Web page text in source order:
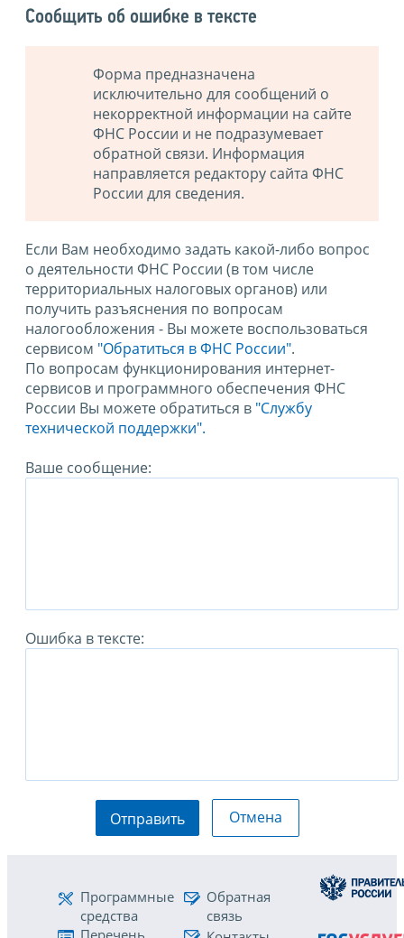
Сообщить об ошибке в тексте
Форма предназначена
исключительно для сообщений о
некорректной информации на сайте
ФНС России и не подразумевает
обратной связи. Информация
направляется редактору сайта ФНС
России для сведения.
Если Вам необходимо задать какой-либо вопрос
о деятельности ФНС России (в том числе
территориальных налоговых органов) или
получить разъяснения по вопросам
налогообложения - Вы можете воспользоваться
сервисом "Обратиться в ФНС России".
По вопросам функционирования интернет-
сервисов и программного обеспечения ФНС
России Вы можете обратиться в "Службу
технической поддержки".
Ваше сообщение:
Ошибка в тексте:
Отправить Отмена
Программные
средства
Обратная
связь